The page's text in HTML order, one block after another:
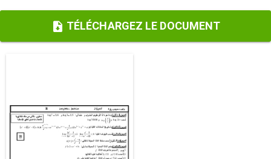
TÉLÉCHARGEZ LE DOCUMENT